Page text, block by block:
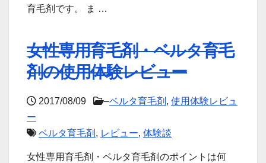
育毛剤です。 ま …
女性専用育毛剤・ベルタ育毛
剤の使用体験レビュー
2017/08/09 –ベルタ育毛剤 , 使用体験レビュ
ー
ベルタ育毛剤 , レビュー, 体験談
女性専用育毛剤・ベルタ育毛剤のポイントは何